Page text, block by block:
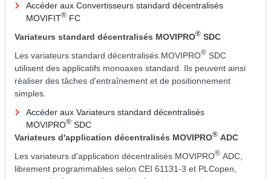
Accéder aux Convertisseurs standard décentralisés
MOVIFIT® FC
Variateurs standard décentralisés MOVIPRO® SDC
Les variateurs standard décentralisés MOVIPRO® SDC
utilisent des applicatifs monoaxes standard. Ils peuvent ainsi
réaliser des tâches d'entraînement et de positionnement
simples.
Accéder aux Variateurs standard décentralisés
MOVIPRO® SDC
Variateurs d'application décentralisés MOVIPRO® ADC
Les variateurs d'application décentralisés MOVIPRO® ADC,
librement programmables selon CEI 61131-3 et PLCopen,